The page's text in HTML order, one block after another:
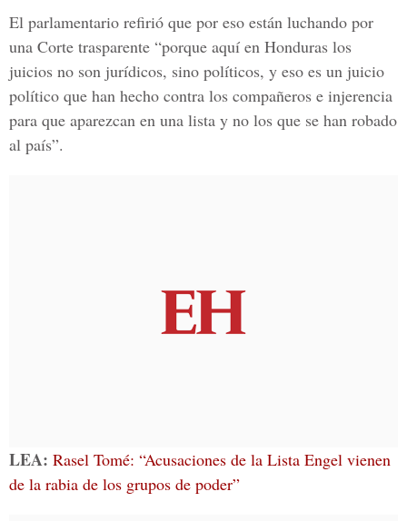
El parlamentario refirió que por eso están luchando por
una Corte trasparente “porque aquí en Honduras los
juicios no son jurídicos, sino políticos, y eso es un juicio
político que han hecho contra los compañeros e injerencia
para que aparezcan en una lista y no los que se han robado
al país”.
LEA: Rasel Tomé: “Acusaciones de la Lista Engel vienen
de la rabia de los grupos de poder”